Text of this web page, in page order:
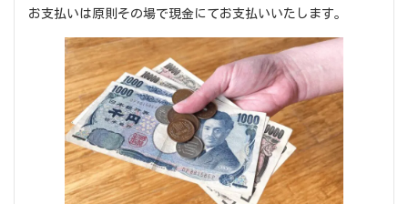
お支払いは原則その場で現金にてお支払いいたします。